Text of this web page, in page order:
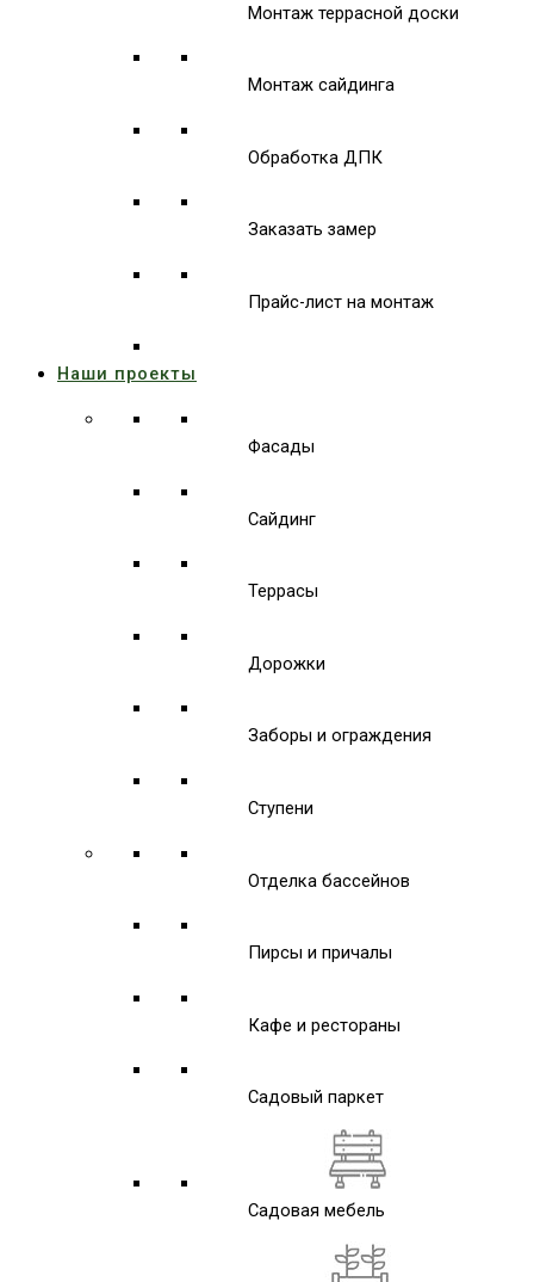
Монтаж террасной доски
Монтаж сайдинга
Обработка ДПК
Заказать замер
Прайс-лист на монтаж
Наши проекты
Фасады
Сайдинг
Террасы
Дорожки
Заборы и ограждения
Ступени
Отделка бассейнов
Пирсы и причалы
Кафе и рестораны
Садовый паркет
Садовая мебель